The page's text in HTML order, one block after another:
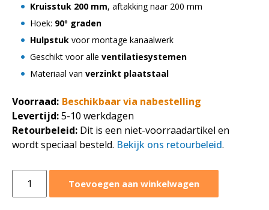
Kruisstuk 200 mm, aftakking naar 200 mm
Hoek: 90º graden
Hulpstuk voor montage kanaalwerk
Geschikt voor alle ventilatiesystemen
Materiaal van verzinkt plaatstaal
Voorraad: Beschikbaar via nabestelling
Levertijd:5-10 werkdagen
Retourbeleid: Dit is een niet-voorraadartikel en
wordt speciaal besteld. Bekijk ons retourbeleid.
Ø200-
Toevoegen aan winkelwagen